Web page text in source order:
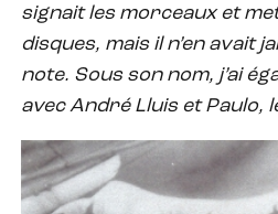
signait les morceaux et
disques, mais il n’en avait
note. Sous son nom, j’ai
avec André Lluis et Paulo,